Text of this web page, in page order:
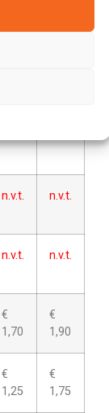
n.v.t. n.v.t.
n.v.t. n.v.t.
€
1,70
€
1,90
€
1,25
€
1,75